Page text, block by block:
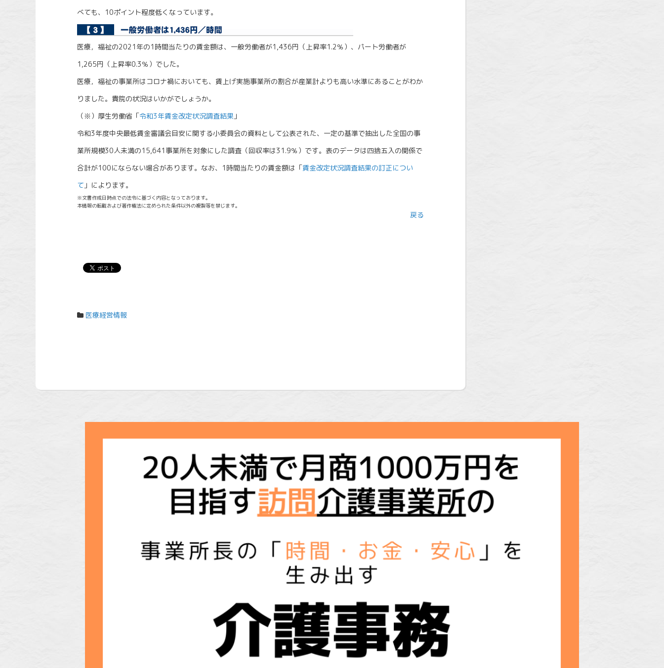
べても、10ポイント程度低くなっています。
医療，福祉の2021年の1時間当たりの賃金額は、一般労働者が1,436円（上昇率1.2％）、パート労働者が
1,265円（上昇率0.3％）でした。
医療，福祉の事業所はコロナ禍においても、賃上げ実施事業所の割合が産業計よりも高い水準にあることがわか
りました。貴院の状況はいかがでしょうか。
（※）厚生労働省「令和3年賃金改定状況調査結果 」
令和3年度中央最低賃金審議会目安に関する小委員会の資料として公表された、一定の基準で抽出した全国の事
業所規模30人未満の15,641事業所を対象にした調査（回収率は31.9％）です。表のデータは四捨五入の関係で
合計が100にならない場合があります。なお、1時間当たりの賃金額は「賃金改定状況調査結果の訂正につい
て 」によります。
※文書作成日時点での法令に基づく内容となっております。
本情報の転載および著作権法に定められた条件以外の複製等を禁じます。
戻る
医療経営情報